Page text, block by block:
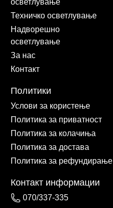
Техничко осветлување
Надворешно
осветлување
За нас
Контакт
Политики
Услови за користење
Политика за приватност
Политика за колачиња
Политика за достава
Политика за рефундирање
Контакт информации
070/337-335